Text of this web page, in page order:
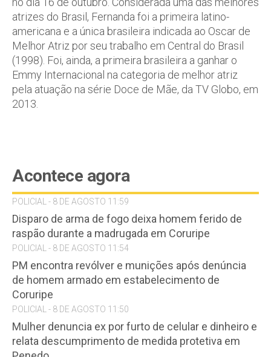
atrizes do Brasil, Fernanda foi a primeira latino-
americana e a única brasileira indicada ao Oscar de
Melhor Atriz por seu trabalho em Central do Brasil
(1998). Foi, ainda, a primeira brasileira a ganhar o
Emmy Internacional na categoria de melhor atriz
pela atuação na série Doce de Mãe, da TV Globo, em
2013.
Acontece agora
POLICIAL - 8 DE AGOSTO 11:59
Disparo de arma de fogo deixa homem ferido de
raspão durante a madrugada em Coruripe
POLICIAL - 8 DE AGOSTO 11:54
PM encontra revólver e munições após denúncia
de homem armado em estabelecimento de
Coruripe
POLICIAL - 8 DE AGOSTO 11:50
Mulher denuncia ex por furto de celular e dinheiro e
relata descumprimento de medida protetiva em